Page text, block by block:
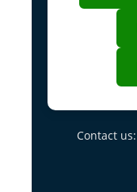
Contact us: